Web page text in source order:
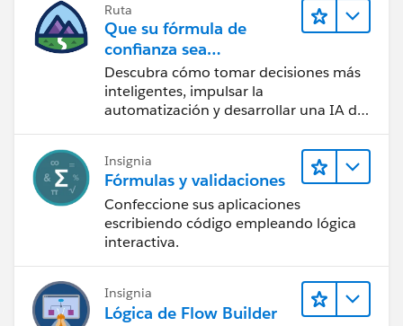
Ruta
Que su fórmula de
confianza sea
CRM + IA + Datos
Descubra cómo tomar decisiones más
inteligentes, impulsar la
automatización y desarrollar una IA de
Salesforce.
Insignia
Fórmulas y validaciones
Confeccione sus aplicaciones
escribiendo código empleando lógica
interactiva.
Insignia
Lógica de Flow Builder